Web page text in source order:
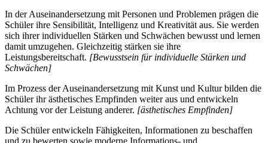
In der Auseinandersetzung mit Personen und Problemen prägen die
Schüler ihre Sensibilität, Intelligenz und Kreativität aus. Sie werden
sich ihrer individuellen Stärken und Schwächen bewusst und lernen
damit umzugehen. Gleichzeitig stärken sie ihre
Leistungsbereitschaft. [Bewusstsein für individuelle Stärken und
Schwächen]
Im Prozess der Auseinandersetzung mit Kunst und Kultur bilden die
Schüler ihr ästhetisches Empfinden weiter aus und entwickeln
Achtung vor der Leistung anderer. [ästhetisches Empfinden]
Die Schüler entwickeln Fähigkeiten, Informationen zu beschaffen